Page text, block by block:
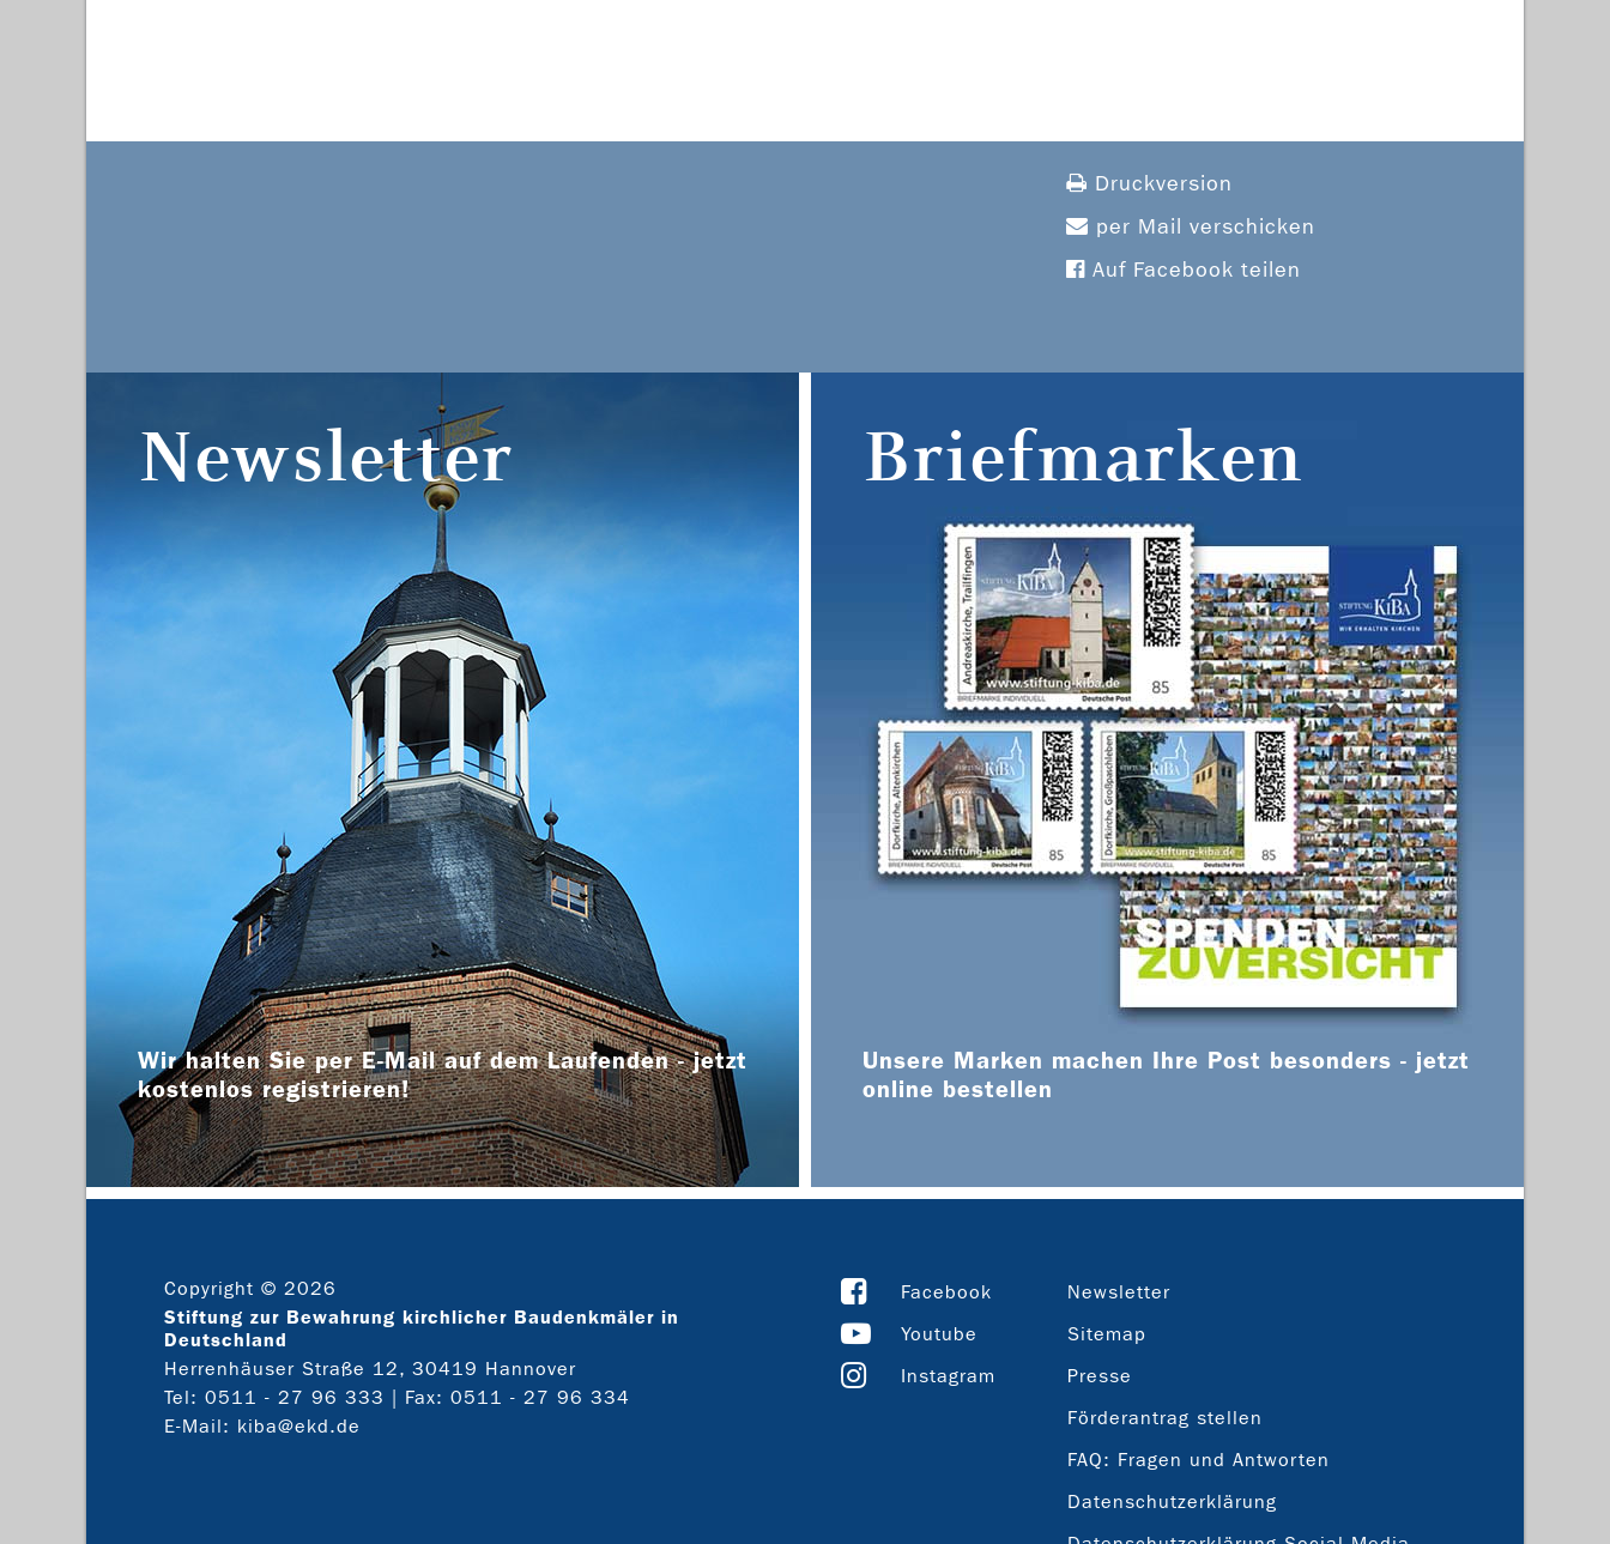
Druckversion
per Mail verschicken
Auf Facebook teilen
Newsletter
Wir halten Sie per E-Mail auf dem Laufenden - jetzt
kostenlos registrieren!
Briefmarken
Unsere Marken machen Ihre Post besonders - jetzt
online bestellen
Copyright © 2026
Stiftung zur Bewahrung kirchlicher Baudenkmäler in
Deutschland
Herrenhäuser Straße 12, 30419 Hannover
Tel: 0511 - 27 96 333 | Fax: 0511 - 27 96 334
E-Mail: kiba@ekd.de
Facebook
Youtube
Instagram
Newsletter
Sitemap
Presse
Förderantrag stellen
FAQ: Fragen und Antworten
Datenschutzerklärung